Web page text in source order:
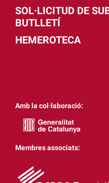
SOL·LICITUD DE
BUTLLETÍ
HEMEROTECA
Amb la col·laboració:
Membres associats: